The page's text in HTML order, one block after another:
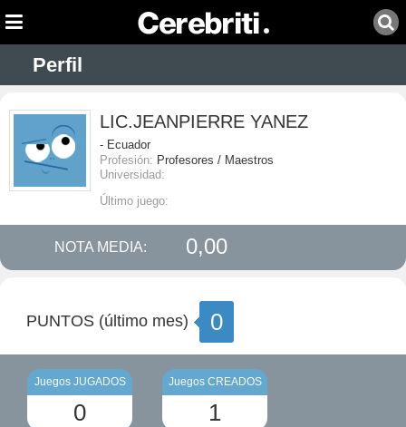
Perfil
LIC.JEANPIERRE YANEZ
- Ecuador
Profesión: Profesores / Maestros
Universidad:
Último juego:
NOTA MEDIA: 0,00
PUNTOS (último mes) 0
Juegos JUGADOS
0
Juegos CREADOS
1